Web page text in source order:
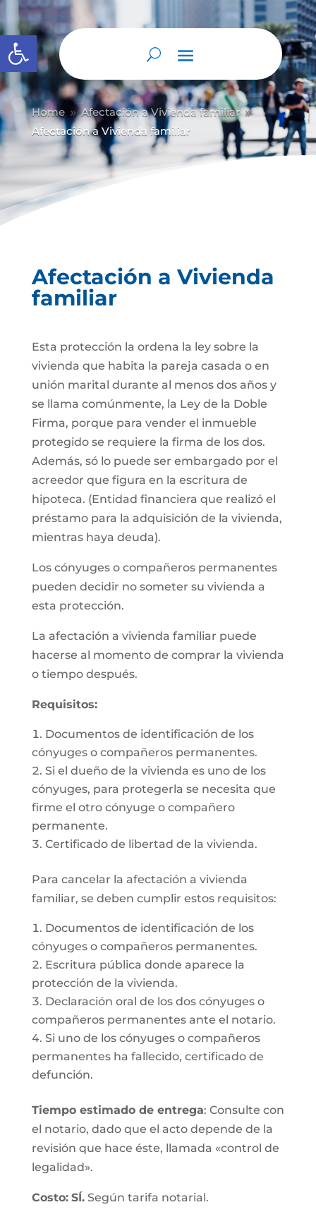
Abrir barra de herramientas
Home 9 Afectación a Vivienda familiar 9
Afectación a Vivienda familiar
Afectación a Vivienda
familiar
Esta protección la ordena la ley sobre la
vivienda que habita la pareja casada o en
unión marital durante al menos dos años y
se llama comúnmente, la Ley de la Doble
Firma, porque para vender el inmueble
protegido se requiere la firma de los dos.
Además, só lo puede ser embargado por el
acreedor que figura en la escritura de
hipoteca. (Entidad financiera que realizó el
préstamo para la adquisición de la vivienda,
mientras haya deuda).
Los cónyuges o compañeros permanentes
pueden decidir no someter su vivienda a
esta protección.
La afectación a vivienda familiar puede
hacerse al momento de comprar la vivienda
o tiempo después.
Requisitos:
Documentos de identificación de los
cónyuges o compañeros permanentes.
Si el dueño de la vivienda es uno de los
cónyuges, para protegerla se necesita que
firme el otro cónyuge o compañero
permanente.
Certificado de libertad de la vivienda.
Para cancelar la afectación a vivienda
familiar, se deben cumplir estos requisitos:
Documentos de identificación de los
cónyuges o compañeros permanentes.
Escritura pública donde aparece la
protección de la vivienda.
Declaración oral de los dos cónyuges o
compañeros permanentes ante el notario.
Si uno de los cónyuges o compañeros
permanentes ha fallecido, certificado de
defunción.
Tiempo estimado de entrega: Consulte con
el notario, dado que el acto depende de la
revisión que hace éste, llamada «control de
legalidad».
Costo: SÍ.Según tarifa notarial.